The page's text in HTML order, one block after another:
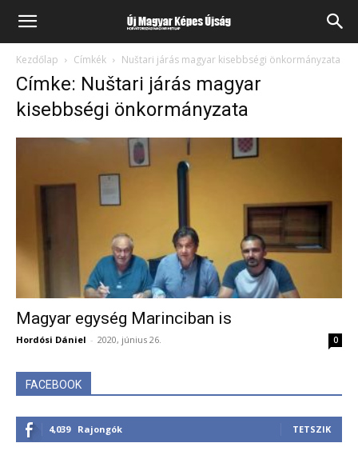
Kezdőlap Címkék Nuštari járás magyar kisebbségi önkormányzata
Címke: Nuštari járás magyar
kisebbségi önkormányzata
Magyar egység Marinciban is
Hordósi Dániel - 2020, június 26. 0
FACEBOOK
4,039 Rajongók TETSZIK